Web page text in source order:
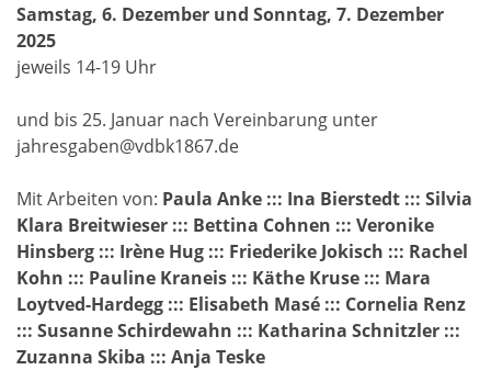
Samstag, 6. Dezember und Sonntag, 7. Dezember
2025
jeweils 14-19 Uhr
und bis 25. Januar nach Vereinbarung unter
jahresgaben@vdbk1867.de
Mit Arbeiten von: Paula Anke ::: Ina Bierstedt ::: Silvia
Klara Breitwieser ::: Bettina Cohnen ::: Veronike
Hinsberg ::: Irène Hug ::: Friederike Jokisch ::: Rachel
Kohn ::: Pauline Kraneis ::: Käthe Kruse ::: Mara
Loytved-Hardegg ::: Elisabeth Masé ::: Cornelia Renz
::: Susanne Schirdewahn ::: Katharina Schnitzler :::
Zuzanna Skiba ::: Anja Teske